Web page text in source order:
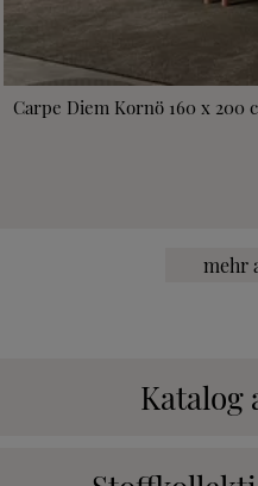
Carpe Diem Kornö 160 x 200
mehr
Katalog